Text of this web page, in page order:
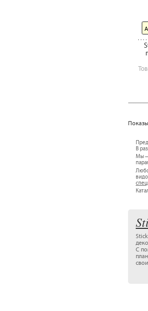
В
Мы —
С